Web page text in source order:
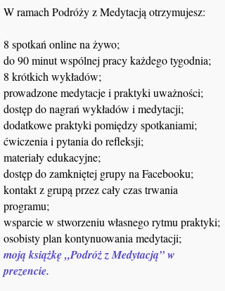
W ramach Podróży z Medytacją otrzymujesz:
8 spotkań online na żywo;
do 90 minut wspólnej pracy każdego tygodnia;
8 krótkich wykładów;
prowadzone medytacje i praktyki uważności;
dostęp do nagrań wykładów i medytacji;
dodatkowe praktyki pomiędzy spotkaniami;
ćwiczenia i pytania do refleksji;
materiały edukacyjne;
dostęp do zamkniętej grupy na Facebooku;
kontakt z grupą przez cały czas trwania
programu;
wsparcie w stworzeniu własnego rytmu praktyki;
osobisty plan kontynuowania medytacji;
moją książkę „Podróż z Medytacją” w
prezencie.